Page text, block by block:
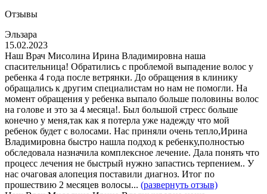
Отзывы
Эльзара
15.02.2023
Наш Врач Мисолина Ирина Владимировна наша
спасительница! Обратились с проблемой выпадение волос у
ребенка 4 года после ветрянки. До обращения в клинику
обращались к другим специалистам но нам не помогли. На
момент обращения у ребенка выпало больше половины волос
на голове и это за 4 месяца!. Был большой стресс больше
конечно у меня,так как я потерла уже надежду что мой
ребенок будет с волосами. Нас приняли очень тепло,Ирина
Владимировна быстро нашла подход к ребенку,полностью
обследовала назначила комплексное лечение. Дала понять что
процесс лечения не быстрый нужно запастись терпением.. У
нас очаговая алопеция поставили диагноз. Итог по
прошествию 2 месяцев волосы... (развернуть отзыв)